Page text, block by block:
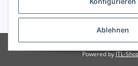
* Alle Preise inkl. gesetzlicher USt., zzgl.Versand
Besucherzähler:
Powered byJTL-
Ablehnen